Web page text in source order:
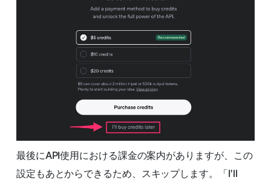
最後にAPI使用における課金の案内がありますが、この
設定もあとからできるため、スキップします。「I'll